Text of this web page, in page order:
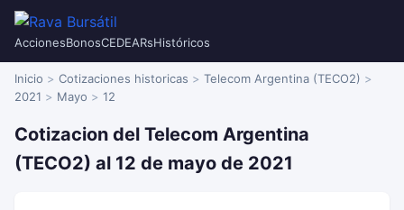
AccionesBonosCEDEARsHistóricos
Inicio Cotizaciones historicas
Telecom Argentina (TECO2)
2021
Mayo 12
Cotizacion del Telecom Argentina
(TECO2) al 12 de mayo de 2021